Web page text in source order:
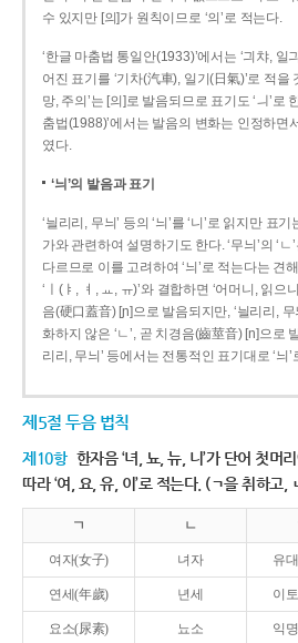
수 있지만 [의]가 원칙이므로 ‘의’로 적는다.
‘한글 마춤법 통일안(1933)’에서는 ‘긔챠, 일
어진 표기를 ‘기차(汽車), 일기(日氣)’로 적을
망, 주의’는 [의]로 발음되므로 표기도 ‘ㅢ’로
춤법(1988)’에서는 발음의 변화는 인정하면
였다.
‘늬’의 발음과 표기
‘늴리리, 무늬’ 등의 ‘늬’를 ‘니’로 읽지만 표기
가와 관련하여 설명하기도 한다. ‘무늬’의 ‘ㄴ’
다르므로 이를 고려하여 ‘늬’로 적는다는 견
‘ㅣ(ㅑ, ㅕ, ㅛ, ㅠ)’와 결합하면 ‘어머니, 읽으
음(硬口蓋音) [ɲ]으로 발음되지만, ‘늴리리, 무
화하지 않은 ‘ㄴ’, 곧 치경음(齒莖音) [n]으로
리리, 무늬’ 등에서는 전통적인 표기대로 ‘늬
제5절 두음 법칙
제10항 한자음 ‘녀, 뇨, 뉴, 니’가 단어 첫머
따라 ‘여, 요, 유, 이’로 적는다. (ㄱ을 취하고,
ㄱ ㄴ
여자(女子) 녀자 유
연세(年歲) 년세 이
요소(尿素) 뇨소 익